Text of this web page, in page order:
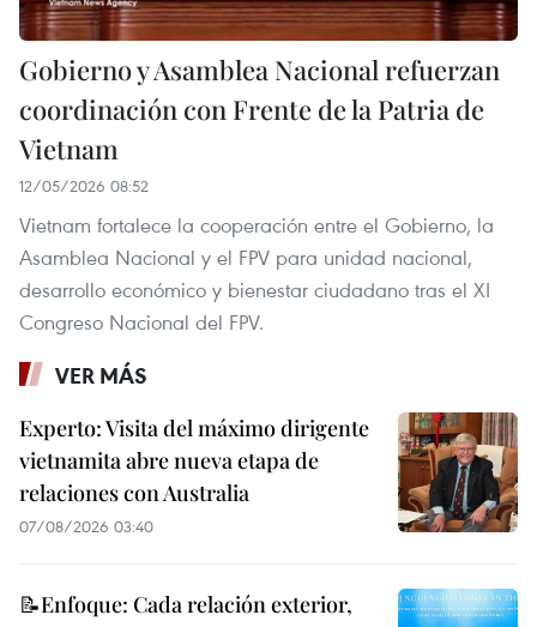
Gobierno y Asamblea Nacional refuerzan
coordinación con Frente de la Patria de
Vietnam
12/05/2026 08:52
Vietnam fortalece la cooperación entre el Gobierno, la
Asamblea Nacional y el FPV para unidad nacional,
desarrollo económico y bienestar ciudadano tras el XI
Congreso Nacional del FPV.
VER MÁS
Experto: Visita del máximo dirigente
vietnamita abre nueva etapa de
relaciones con Australia
07/08/2026 03:40
📝Enfoque: Cada relación exterior,